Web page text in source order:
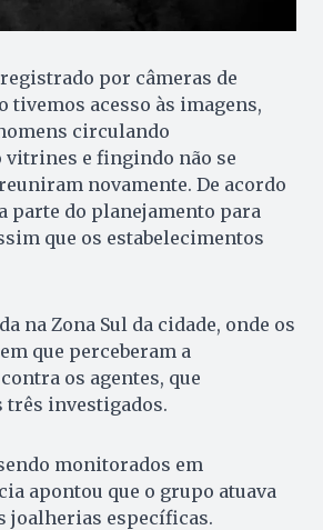
por câmeras de
tivemos acesso às imagens,
circulando
vitrines e fingindo não se
novamente. De acordo
parte do planejamento para
que os estabelecimentos
na Zona Sul da cidade, onde os
que perceberam a
os agentes, que
três investigados.
monitorados em
apontou que o grupo atuava
joalherias específicas.